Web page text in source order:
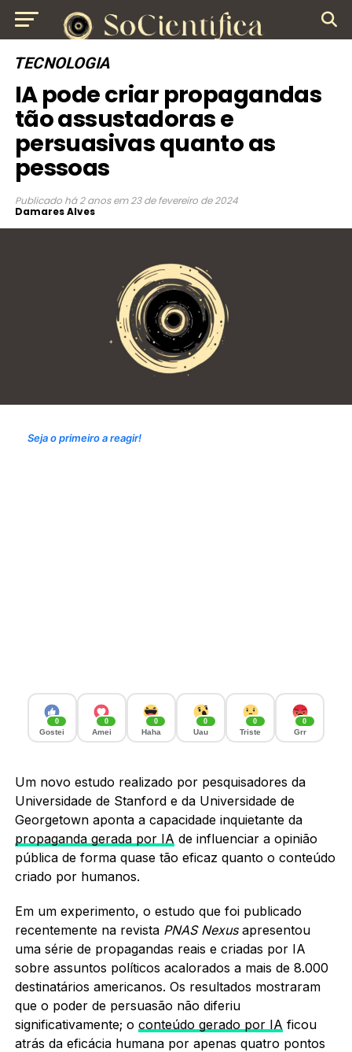
TECNOLOGIA
IA pode criar propagandas
tão assustadoras e
persuasivas quanto as
pessoas
Publicado há 2 anos em 23 de fevereiro de 2024
Damares Alves
Seja o primeiro a reagir!
0
Gostei
0
Amei
0
Haha
0
Uau
0
Triste
0
Grr
Um novo estudo realizado por pesquisadores da
Universidade de Stanford e da Universidade de
Georgetown aponta a capacidade inquietante da
propaganda gerada por IA de influenciar a opinião
pública de forma quase tão eficaz quanto o conteúdo
criado por humanos.
Em um experimento, o estudo que foi publicado
recentemente na revista PNAS Nexusapresentou
uma série de propagandas reais e criadas por IA
sobre assuntos políticos acalorados a mais de 8.000
destinatários americanos. Os resultados mostraram
que o poder de persuasão não diferiu
significativamente; o conteúdo gerado por IA ficou
atrás da eficácia humana por apenas quatro pontos